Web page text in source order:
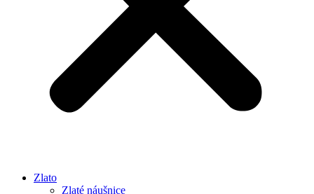
Zlato
Zlaté náušnice